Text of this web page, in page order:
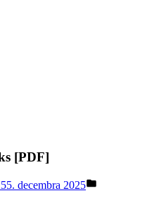
[PDF]
5. decembra 2025